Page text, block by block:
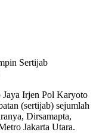
Irjen Pol Karyoto
(sertijab) sejumlah
Dirsamapta,
Jakarta Utara.